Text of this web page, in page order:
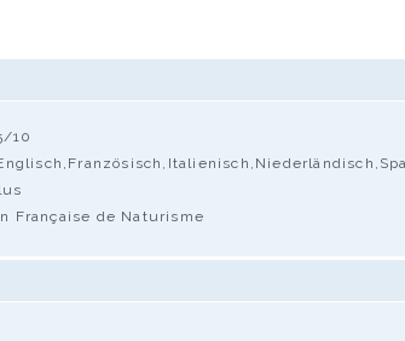
10
Française de Naturisme